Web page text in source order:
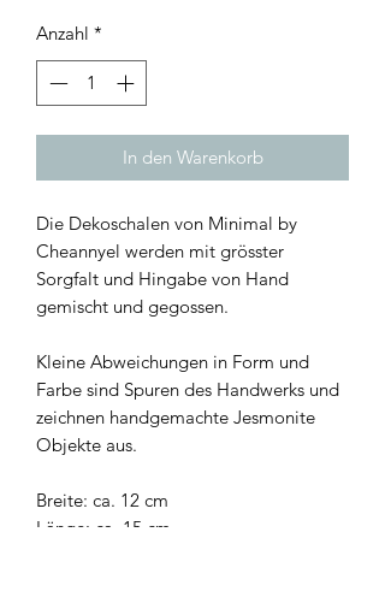
Anzahl *
In den Warenkorb
Die Dekoschalen von Minimal by
Cheannyel werden mit grösster
Sorgfalt und Hingabe von Hand
gemischt und gegossen.
Kleine Abweichungen in Form und
Farbe sind Spuren des Handwerks und
zeichnen handgemachte Jesmonite
Objekte aus.
Breite: ca. 12 cm
Länge: ca. 15 cm